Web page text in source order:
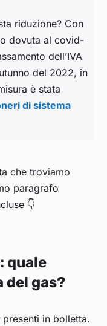
riduzione? Con
dovuta al covid-
dell’IVA
del 2022, in
è stata
di sistema
che troviamo
paragrafo
👇
quale
gas?
in bolletta.